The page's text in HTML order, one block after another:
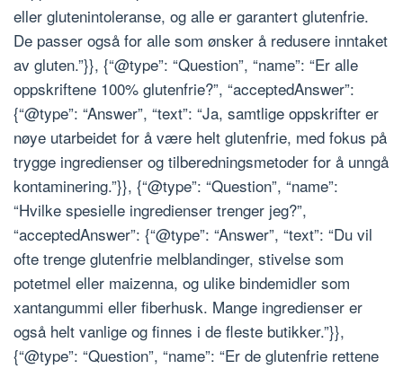
eller glutenintoleranse, og alle er garantert glutenfrie.
De passer også for alle som ønsker å redusere inntaket
av gluten.”}}, {“@type”: “Question”, “name”: “Er alle
oppskriftene 100% glutenfrie?”, “acceptedAnswer”:
{“@type”: “Answer”, “text”: “Ja, samtlige oppskrifter er
nøye utarbeidet for å være helt glutenfrie, med fokus på
trygge ingredienser og tilberedningsmetoder for å unngå
kontaminering.”}}, {“@type”: “Question”, “name”:
“Hvilke spesielle ingredienser trenger jeg?”,
“acceptedAnswer”: {“@type”: “Answer”, “text”: “Du vil
ofte trenge glutenfrie melblandinger, stivelse som
potetmel eller maizenna, og ulike bindemidler som
xantangummi eller fiberhusk. Mange ingredienser er
også helt vanlige og finnes i de fleste butikker.”}},
{“@type”: “Question”, “name”: “Er de glutenfrie rettene